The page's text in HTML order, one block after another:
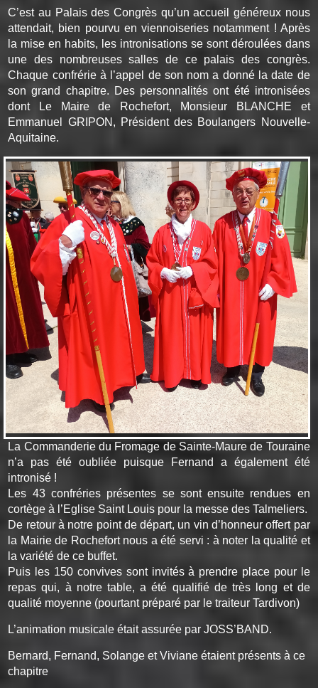
C’est au Palais des Congrès qu’un accueil généreux nous
attendait, bien pourvu en viennoiseries notamment ! Après
la mise en habits, les intronisations se sont déroulées dans
une des nombreuses salles de ce palais des congrès.
Chaque confrérie à l’appel de son nom a donné la date de
son grand chapitre. Des personnalités ont été intronisées
dont Le Maire de Rochefort, Monsieur BLANCHE et
Emmanuel GRIPON, Président des Boulangers Nouvelle-
Aquitaine.
La Commanderie du Fromage de Sainte-Maure de Touraine
n’a pas été oubliée puisque Fernand a également été
intronisé !
Les 43 confréries présentes se sont ensuite rendues en
cortège à l’Eglise Saint Louis pour la messe des Talmeliers.
De retour à notre point de départ, un vin d’honneur offert par
la Mairie de Rochefort nous a été servi : à noter la qualité et
la variété de ce buffet.
Puis les 150 convives sont invités à prendre place pour le
repas qui, à notre table, a été qualifié de très long et de
qualité moyenne (pourtant préparé par le traiteur Tardivon)
L’animation musicale était assurée par JOSS’BAND.
Bernard, Fernand, Solange et Viviane étaient présents à ce
chapitre